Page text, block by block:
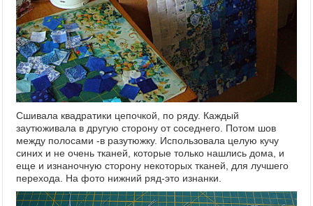
Сшивала квадратики цепочкой, по ряду. Каждый
заутюживала в другую сторону от соседнего. Потом шов
между полосами -в разутюжку. Использовала целую кучу
синих и не очень тканей, которые только нашлись дома, и
еще и изнаночную сторону некоторых тканей, для лучшего
перехода. На фото нижний ряд-это изнанки.